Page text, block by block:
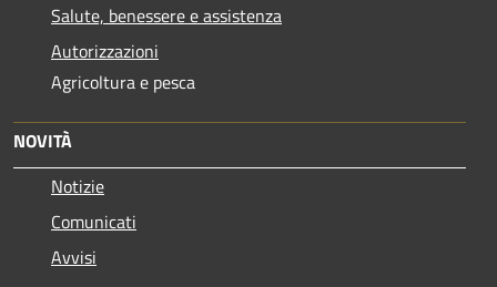
Salute, benessere e assistenza
Autorizzazioni
Agricoltura e pesca
NOVITÀ
Notizie
Comunicati
Avvisi